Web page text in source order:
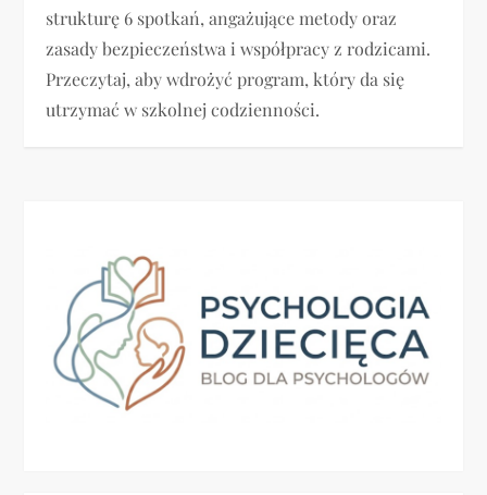
strukturę 6 spotkań, angażujące metody oraz
zasady bezpieczeństwa i współpracy z rodzicami.
Przeczytaj, aby wdrożyć program, który da się
utrzymać w szkolnej codzienności.